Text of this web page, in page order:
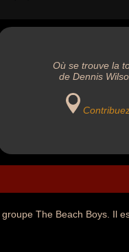
Où se trouve la
de Dennis
The Beach Boys. Il